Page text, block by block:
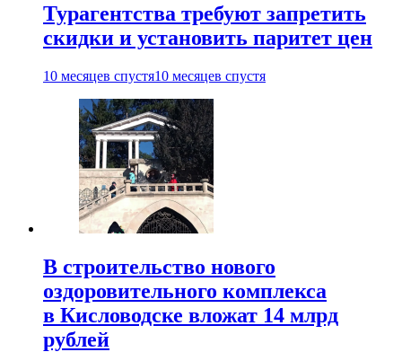
Турагентства требуют запретить
скидки и установить паритет цен
10 месяцев спустя10 месяцев спустя
В строительство нового
оздоровительного комплекса
в Кисловодске вложат 14 млрд
рублей